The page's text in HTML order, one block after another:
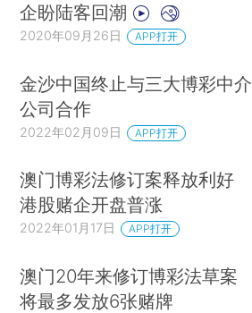
企盼陆客回潮
2020年09月26日 APP打开
金沙中国终止与三大博彩中介
公司合作
2022年02月09日 APP打开
澳门博彩法修订案释放利好
港股赌企开盘普涨
2022年01月17日 APP打开
澳门20年来修订博彩法草案
将最多发放6张赌牌